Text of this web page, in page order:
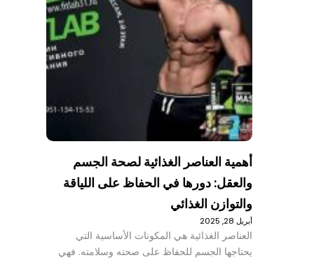
أهمية العناصر الغذائية لصحة الجسم
والعقل: دورها في الحفاظ على اللياقة
والتوازن الغذائي
أبريل 28, 2025
العناصر الغذائية هي المكونات الأساسية التي
يحتاجها الجسم للحفاظ على صحته وسلامته. فهي